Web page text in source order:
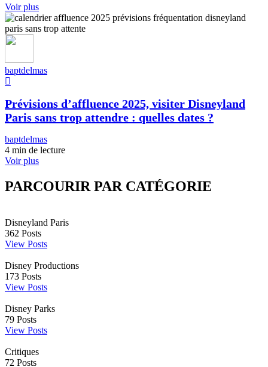
Voir plus
baptdelmas
Prévisions d’affluence 2025, visiter Disneyland
Paris sans trop attendre : quelles dates ?
baptdelmas
4 min de lecture
Voir plus
PARCOURIR PAR CATÉGORIE
Disneyland Paris
362 Posts
View Posts
Disney Productions
173 Posts
View Posts
Disney Parks
79 Posts
View Posts
Critiques
72 Posts